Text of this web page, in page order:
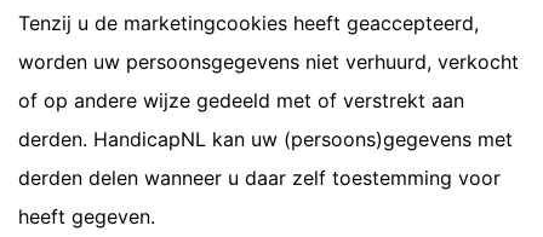
Tenzij u de marketingcookies heeft geaccepteerd,
worden uw persoonsgegevens niet verhuurd, verkocht
of op andere wijze gedeeld met of verstrekt aan
derden. HandicapNL kan uw (persoons)gegevens met
derden delen wanneer u daar zelf toestemming voor
heeft gegeven.